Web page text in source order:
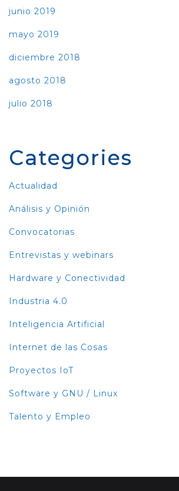
junio 2019
mayo 2019
diciembre 2018
agosto 2018
julio 2018
Categories
Actualidad
Análisis y Opinión
Convocatorias
Entrevistas y webinars
Hardware y Conectividad
Industria 4.0
Inteligencia Artificial
Internet de las Cosas
Proyectos IoT
Software y GNU / Linux
Talento y Empleo